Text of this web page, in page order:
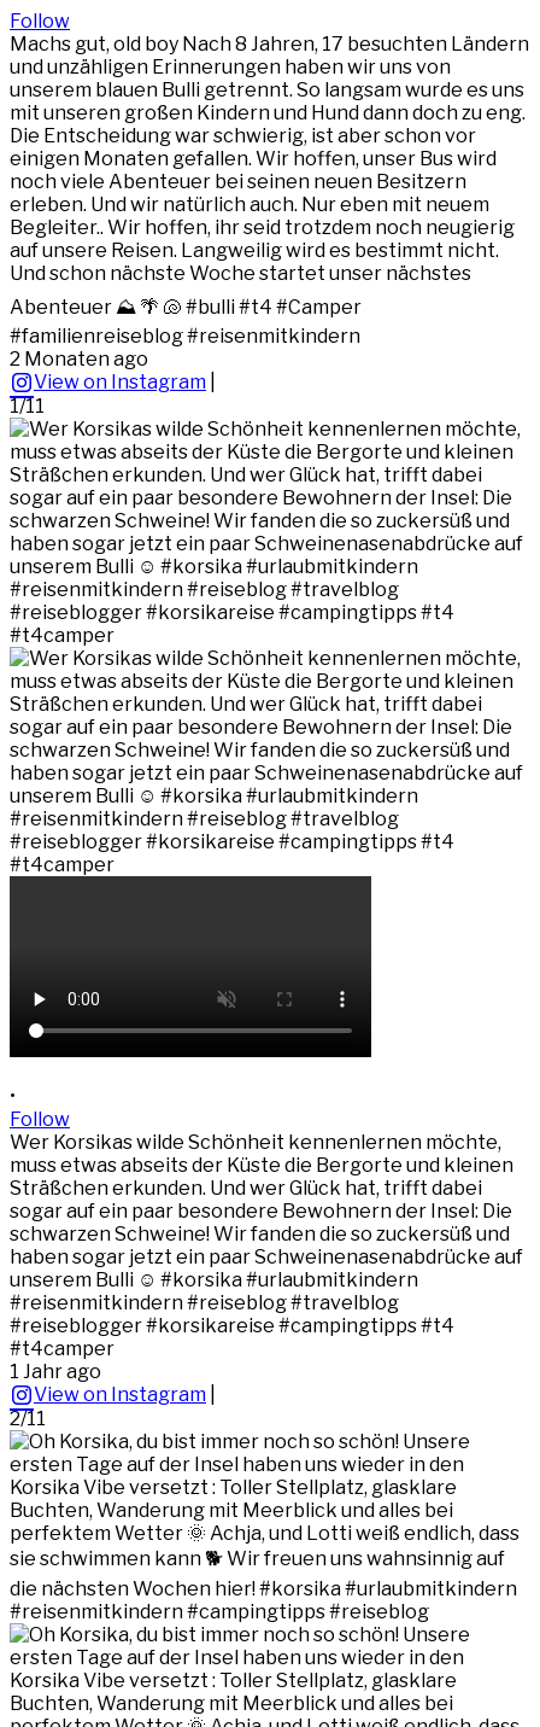
Follow
Machs gut, old boy Nach 8 Jahren, 17 besuchten Ländern
und unzähligen Erinnerungen haben wir uns von
unserem blauen Bulli getrennt. So langsam wurde es uns
mit unseren großen Kindern und Hund dann doch zu eng.
Die Entscheidung war schwierig, ist aber schon vor
einigen Monaten gefallen. Wir hoffen, unser Bus wird
noch viele Abenteuer bei seinen neuen Besitzern
erleben. Und wir natürlich auch. Nur eben mit neuem
Begleiter.. Wir hoffen, ihr seid trotzdem noch neugierig
auf unsere Reisen. Langweilig wird es bestimmt nicht.
Und schon nächste Woche startet unser nächstes
Abenteuer ⛰️ 🌴 🐚 #bulli #t4 #Camper
#familienreiseblog #reisenmitkindern
2 Monaten ago
View on Instagram
1/11
•
Follow
Wer Korsikas wilde Schönheit kennenlernen möchte,
muss etwas abseits der Küste die Bergorte und kleinen
Sträßchen erkunden. Und wer Glück hat, trifft dabei
sogar auf ein paar besondere Bewohnern der Insel: Die
schwarzen Schweine! Wir fanden die so zuckersüß und
haben sogar jetzt ein paar Schweinenasenabdrücke auf
unserem Bulli ☺️ #korsika #urlaubmitkindern
#reisenmitkindern #reiseblog #travelblog
#reiseblogger #korsikareise #campingtipps #t4
#t4camper
1 Jahr ago
View on Instagram
2/11